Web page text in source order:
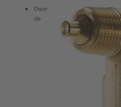
Door
de